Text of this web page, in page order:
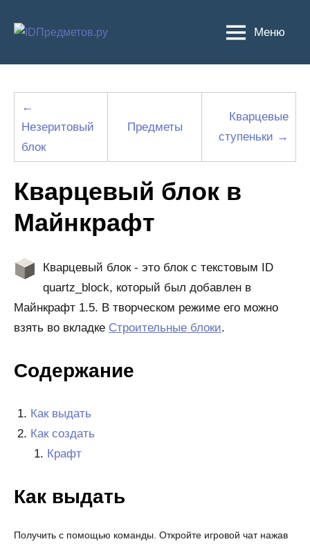
Меню
←
Незеритовый
блок
Предметы
Кварцевые
ступеньки →
Кварцевый блок в
Майнкрафт
Кварцевый блок - это блок с текстовым ID
quartz_block, который был добавлен в
Майнкрафт 1.5. В творческом режиме его можно
взять во вкладке Строительные блоки.
Содержание
Как выдать
Как создать
Крафт
Как выдать
Получить с помощью команды. Откройте игровой чат нажав